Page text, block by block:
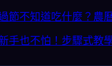
節不知道吃什麼？農
手也不怕！步驟式教